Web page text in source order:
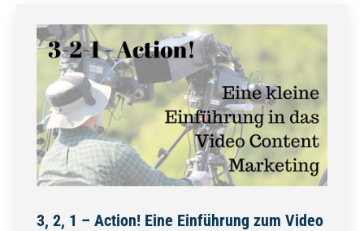
3, 2, 1 – Action! Eine Einführung zum Video